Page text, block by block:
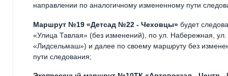
направлении по аналогичному измененному пути
Маршрут №19 «Детсад №22 - Чеховцы» будет
«Улица Тавлая» (без изменений), по ул. Набережная,
«Лидсельмаш») и далее по своему маршруту без
пути следования;